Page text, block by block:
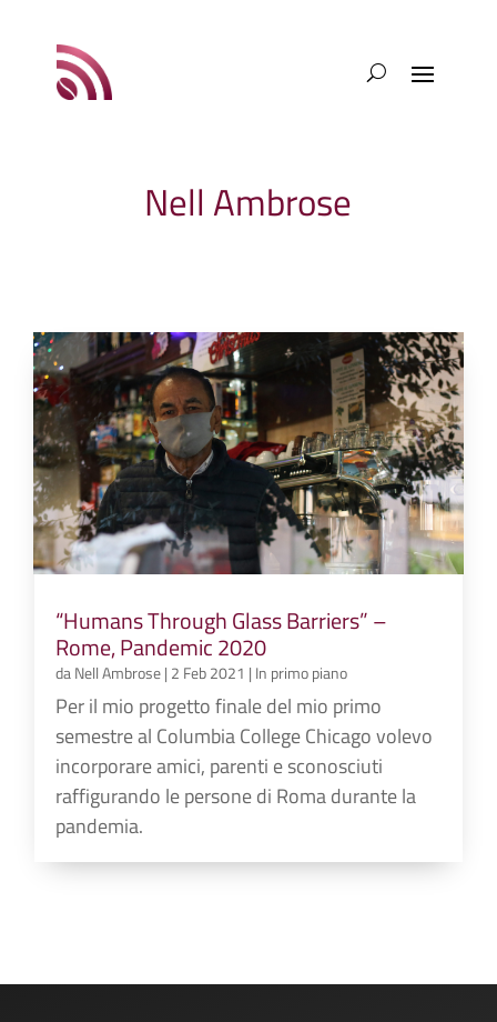
Nell Ambrose
“Humans Through Glass Barriers” –
Rome, Pandemic 2020
daNell Ambrose| 2 Feb 2021 | In primo piano
Per il mio progetto finale del mio primo
semestre al Columbia College Chicago volevo
incorporare amici, parenti e sconosciuti
raffigurando le persone di Roma durante la
pandemia.